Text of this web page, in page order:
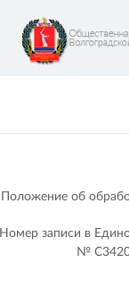
Положение об
Номер записи в
№